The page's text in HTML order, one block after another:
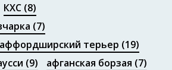
Портфолио
КХС (8)
(7)
терьер (19)
(9) афганская борзая (7)